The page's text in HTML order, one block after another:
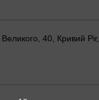
40, Кривий Ріг,